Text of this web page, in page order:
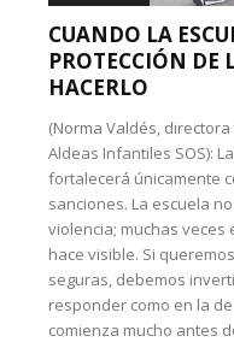
CUANDO LA
PROTECCIÓN DE
HACERLO
(Norma Valdés,
Aldeas Infantiles SOS):
fortalecerá únicamente
sanciones. La escuela
violencia; muchas
hace visible. Si
seguras, debemos
responder como en la
comienza mucho antes